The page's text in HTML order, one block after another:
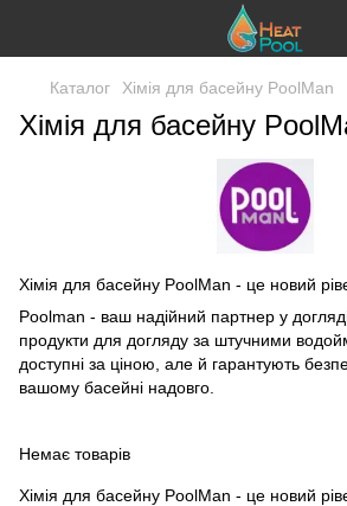
Каталог Хімія для басейну PoolMan
Хімія для басейну
Хімія для басейну PoolMan - це новий
Poolman - ваш надійний партнер у
продукти для догляду за штучними
доступні за ціною, але й гарантують
вашому басейні надовго.
Немає товарів
Хімія для басейну PoolMan - це новий